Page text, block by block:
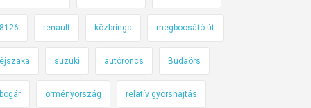
8126 renault közbringa megbocsátó út
éjszaka suzuki autóroncs Budaörs
bogár örményország relatív gyorshajtás